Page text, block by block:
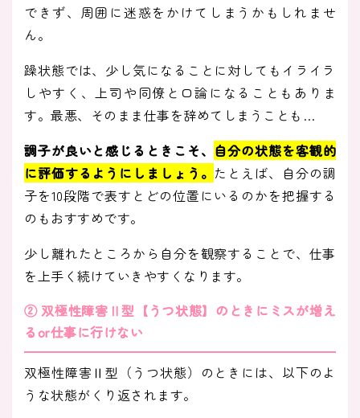
できず、周囲に迷惑をかけてしまうかもしれませ
ん。
躁状態では、少し気になることに対してもイライラ
しやすく、上司や同僚と口論になることもありま
す。最悪、そのまま仕事を辞めてしまうことも…
調子が良いと感じるときこそ、 自分の状態を客観的
に評価するようにしましょう。 たとえば、自分の調
子を10段階で表すとどの位置にいるのかを把握する
のもおすすめです。
少し離れたところから自分を観察することで、仕事
を上手く続けていきやすくなります。
② 双極性障害Ⅱ型【うつ状態】のときにミスが増え
るor仕事に行けない
双極性障害Ⅱ型（うつ状態）のときには、以下のよ
うな状態がくり返されます。